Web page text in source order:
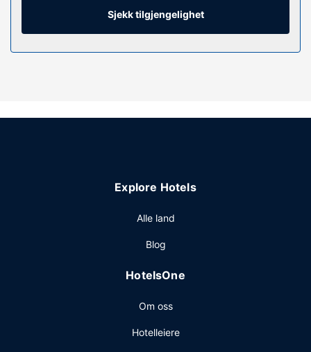
samt safe og skrivebord.
Fasiliteter på eiendommen
Benytt deg av rekreasjonsfasiliteter som tilbys på stedet,
06.30 til kl. 10.00 på hverdagene og fra kl. 07.00 til kl.
Gjester har tilgang til blant annet kablet internettilgang
Gjestene tilbys ubetjent parkering (mot et tillegg) på
Sjekk tilgjengelighet
Explore Hotels
Alle land
Blog
HotelsOne
Om oss
Hotelleiere